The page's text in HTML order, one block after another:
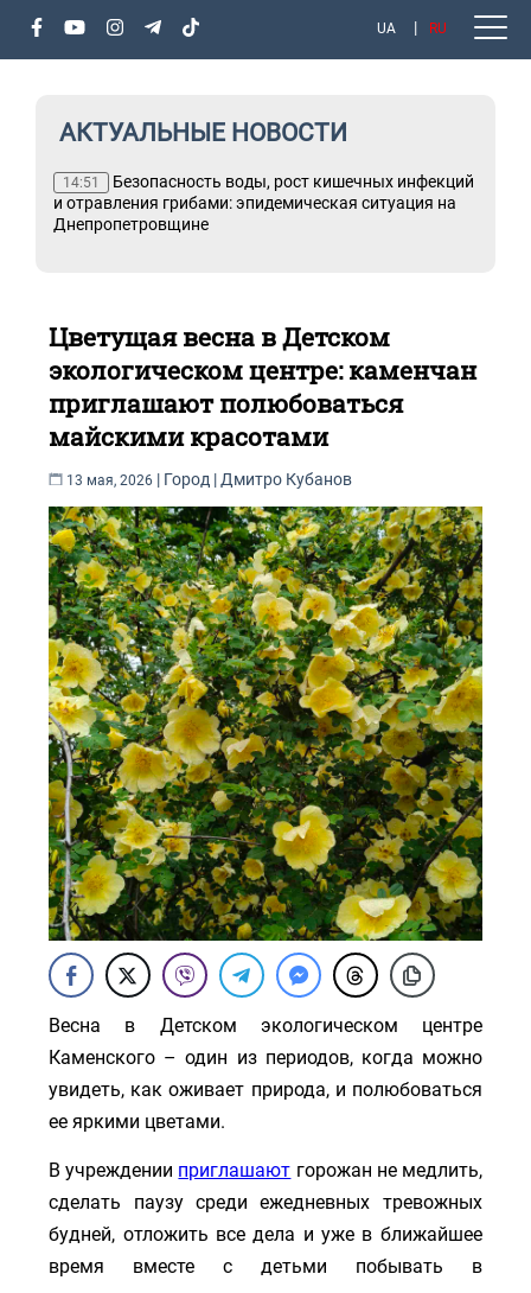
UA RU
АКТУАЛЬНЫЕ НОВОСТИ
14:51
Безопасность воды, рост кишечных инфекций
и отравления грибами: эпидемическая ситуация на
Днепропетровщине
Цветущая весна в Детском
экологическом центре: каменчан
приглашают полюбоваться
майскими красотами
13 мая, 2026 | Город | Дмитро Кубанов
Весна в Детском экологическом центре
Каменского – один из периодов, когда можно
увидеть, как оживает природа, и полюбоваться
ее яркими цветами.
В учреждении приглашают горожан не медлить,
сделать паузу среди ежедневных тревожных
будней, отложить все дела и уже в ближайшее
время вместе с детьми побывать в